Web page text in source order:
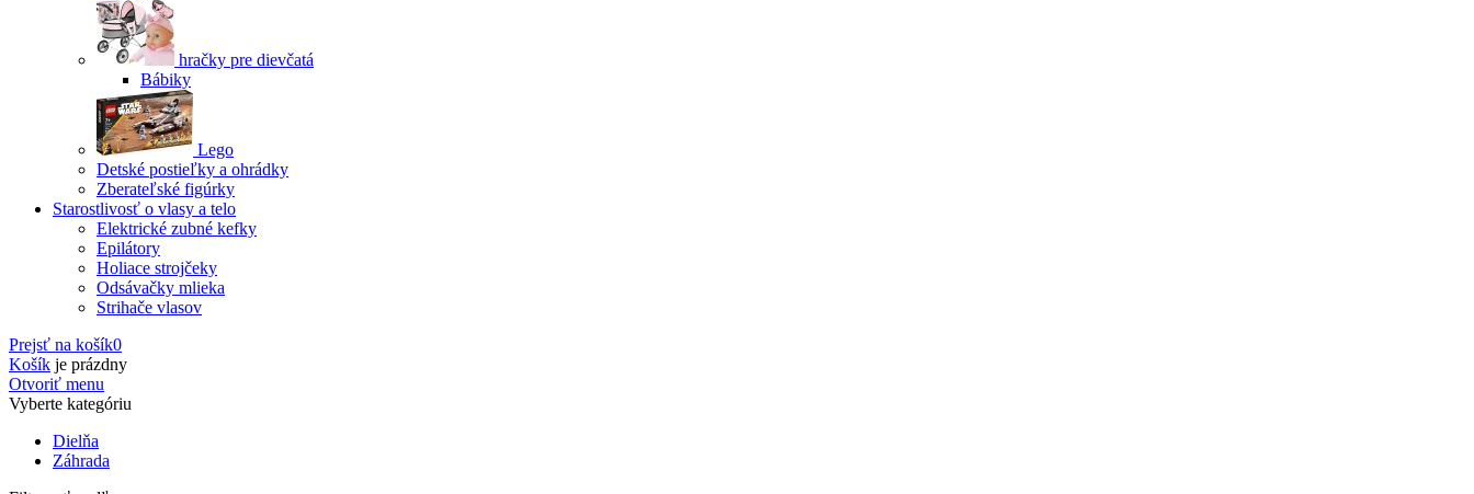
hračky pre dievčatá
Bábiky
Lego
Detské postieľky a ohrádky
Zberateľské figúrky
Starostlivosť o vlasy a telo
Elektrické zubné kefky
Epilátory
Holiace strojčeky
Odsávačky mlieka
Strihače vlasov
Prejsť na košík0
Košík je prázdny
Otvoriť menu
Vyberte kategóriu
Dielňa
Záhrada